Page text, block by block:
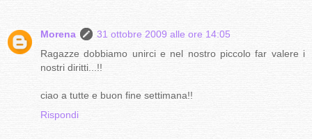
Morena
31 ottobre 2009 alle ore 14:05
Ragazze dobbiamo unirci e nel nostro piccolo far valere i
nostri diritti...!!
ciao a tutte e buon fine settimana!!
Rispondi